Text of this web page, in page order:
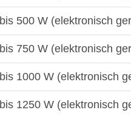
500 W (elektronisch
750 W (elektronisch
1000 W (elektronisch
1250 W (elektronisch